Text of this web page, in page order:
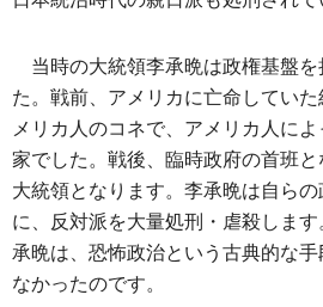
当時の大統領李承晩は政権基盤
た。戦前、アメリカに亡命してい
メリカ人のコネで、アメリカ人に
家でした。戦後、臨時政府の首班
大統領となります。李承晩は自ら
に、反対派を大量処刑・虐殺しま
承晩は、恐怖政治という古典的な
なかったのです。